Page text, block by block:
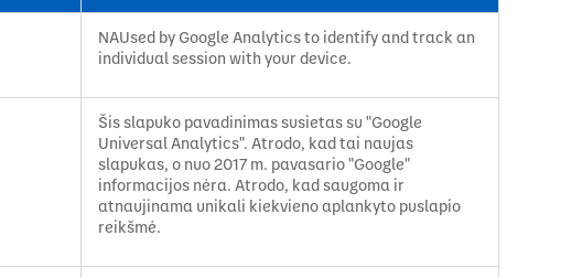
NAUsed by Google Analytics to identify and track an
individual session with your device.
Šis slapuko pavadinimas susietas su "Google
Universal Analytics". Atrodo, kad tai naujas
slapukas, o nuo 2017 m. pavasario "Google"
informacijos nėra. Atrodo, kad saugoma ir
atnaujinama unikali kiekvieno aplankyto puslapio
reikšmė.